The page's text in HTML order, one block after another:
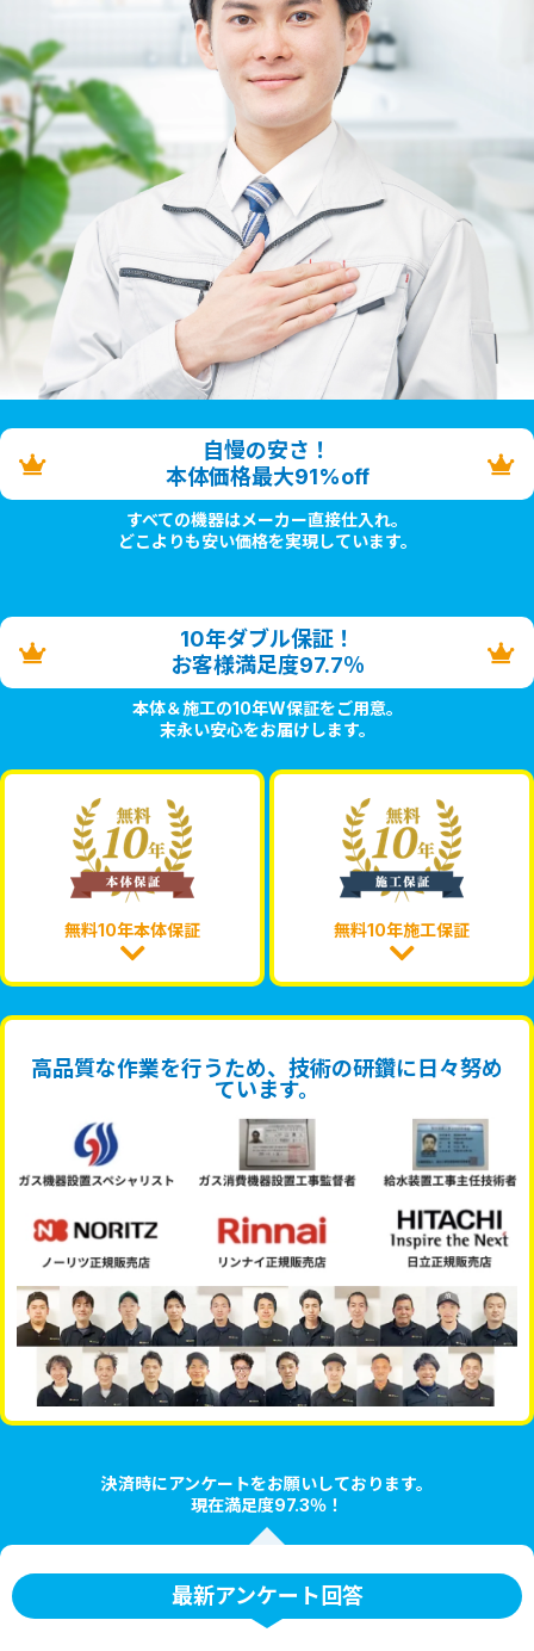
自慢の安さ！
本体価格最大91%off
すべての機器はメーカー直接仕入れ。
どこよりも安い価格を実現しています。
10年ダブル保証！
お客様満足度97.7％
本体＆施工の10年W保証をご用意。
末永い安心をお届けします。
無料10年本体保証 無料10年施工保証
高品質な作業を行うため、技術の研鑽に日々努め
ています。
決済時にアンケートをお願いしております。
現在満足度97.3％！
最新アンケート回答